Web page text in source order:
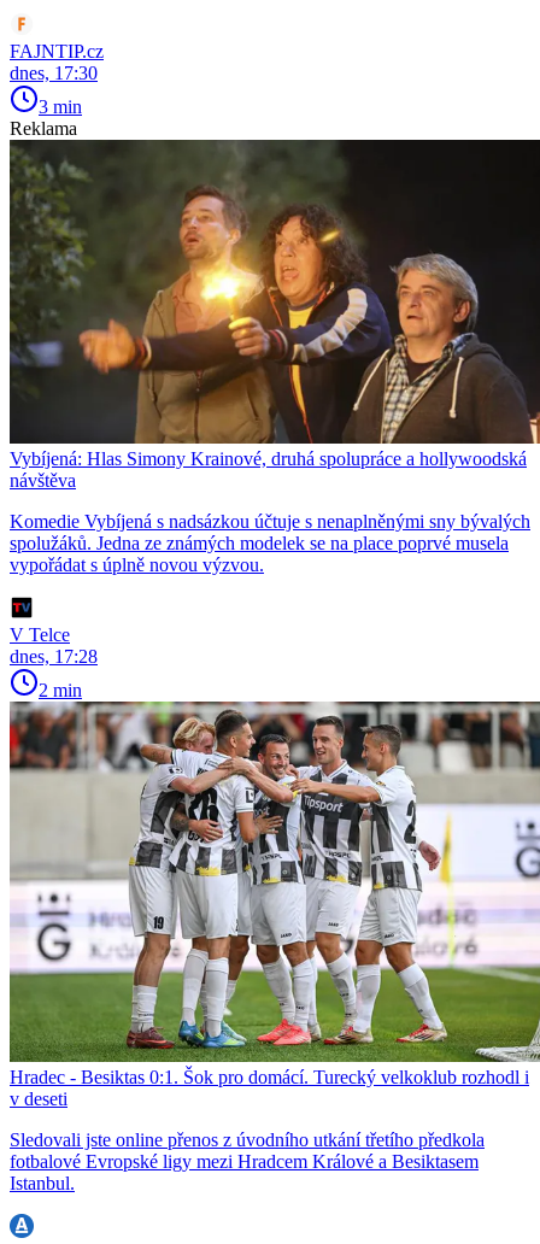
FAJNTIP.cz
dnes, 17:30
3 min
Reklama
Vybíjená: Hlas Simony Krainové, druhá spolupráce a hollywoodská
návštěva
Komedie Vybíjená s nadsázkou účtuje s nenaplněnými sny bývalých
spolužáků. Jedna ze známých modelek se na place poprvé musela
vypořádat s úplně novou výzvou.
V Telce
dnes, 17:28
2 min
Hradec - Besiktas 0:1. Šok pro domácí. Turecký velkoklub rozhodl i
v deseti
Sledovali jste online přenos z úvodního utkání třetího předkola
fotbalové Evropské ligy mezi Hradcem Králové a Besiktasem
Istanbul.